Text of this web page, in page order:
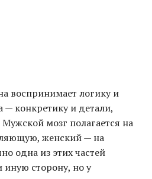
воспринимает логику и
конкретику и детали,
мозг полагается на
женский — на
одна из этих частей
иную сторону, но у